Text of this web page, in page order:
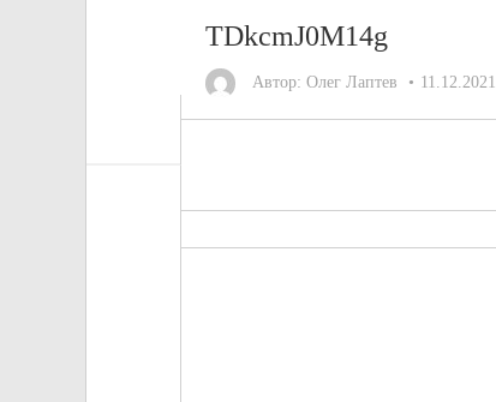
TDkcmJ0M14g
Автор: Олег Лаптев 11.12.2021